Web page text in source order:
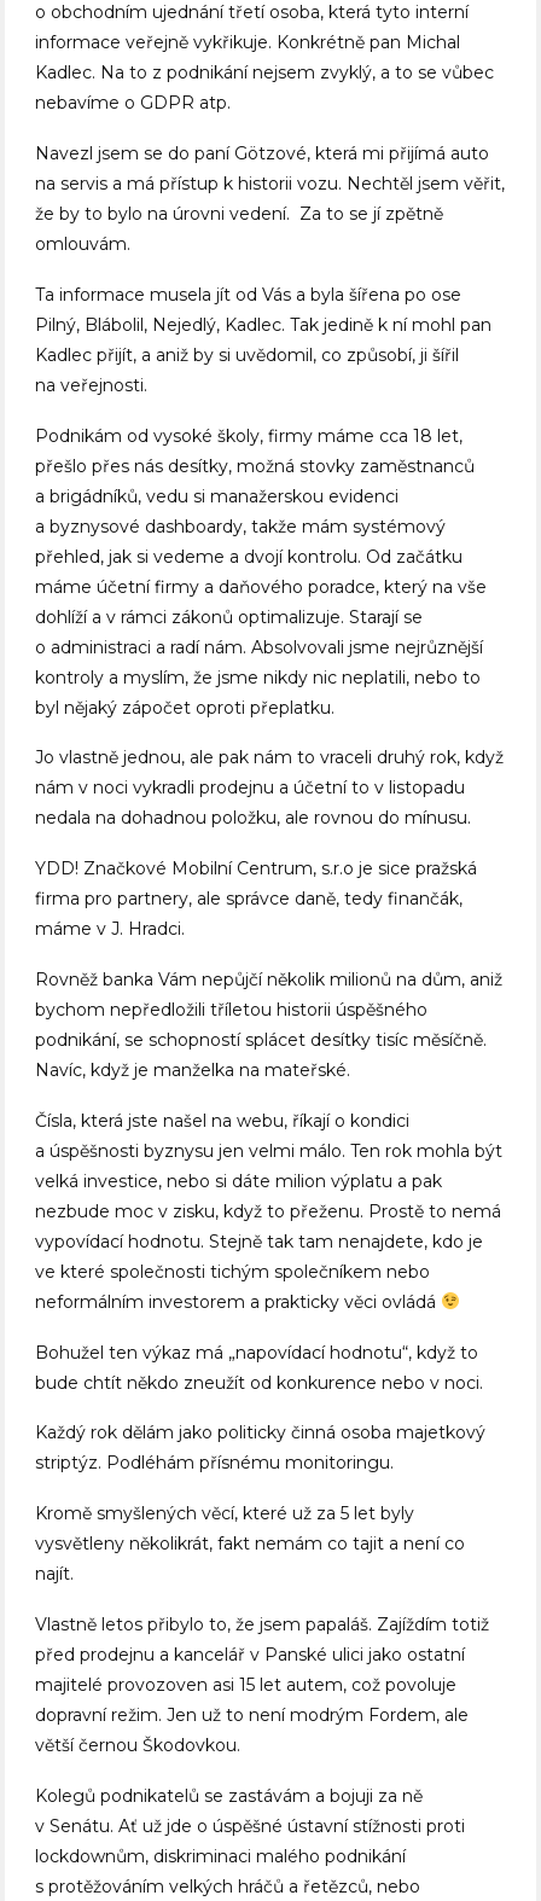
o obchodním ujednání třetí osoba, která tyto interní
informace veřejně vykřikuje. Konkrétně pan Michal
Kadlec. Na to z podnikání nejsem zvyklý, a to se vůbec
nebavíme o GDPR atp.
Navezl jsem se do paní Götzové, která mi přijímá auto
na servis a má přístup k historii vozu. Nechtěl jsem věřit,
že by to bylo na úrovni vedení. Za to se jí zpětně
omlouvám.
Ta informace musela jít od Vás a byla šířena po ose
Pilný, Blábolil, Nejedlý, Kadlec. Tak jedině k ní mohl pan
Kadlec přijít, a aniž by si uvědomil, co způsobí, ji šířil
na veřejnosti.
Podnikám od vysoké školy, firmy máme cca 18 let,
přešlo přes nás desítky, možná stovky zaměstnanců
a brigádníků, vedu si manažerskou evidenci
a byznysové dashboardy, takže mám systémový
přehled, jak si vedeme a dvojí kontrolu. Od začátku
máme účetní firmy a daňového poradce, který na vše
dohlíží a v rámci zákonů optimalizuje. Starají se
o administraci a radí nám. Absolvovali jsme nejrůznější
kontroly a myslím, že jsme nikdy nic neplatili, nebo to
byl nějaký zápočet oproti přeplatku.
Jo vlastně jednou, ale pak nám to vraceli druhý rok, když
nám v noci vykradli prodejnu a účetní to v listopadu
nedala na dohadnou položku, ale rovnou do mínusu.
YDD! Značkové Mobilní Centrum, s.r.o je sice pražská
firma pro partnery, ale správce daně, tedy finančák,
máme v J. Hradci.
Rovněž banka Vám nepůjčí několik milionů na dům, aniž
bychom nepředložili tříletou historii úspěšného
podnikání, se schopností splácet desítky tisíc měsíčně.
Navíc, když je manželka na mateřské.
Čísla, která jste našel na webu, říkají o kondici
a úspěšnosti byznysu jen velmi málo. Ten rok mohla být
velká investice, nebo si dáte milion výplatu a pak
nezbude moc v zisku, když to přeženu. Prostě to nemá
vypovídací hodnotu. Stejně tak tam nenajdete, kdo je
ve které společnosti tichým společníkem nebo
neformálním investorem a prakticky věci ovládá
Bohužel ten výkaz má „napovídací hodnotu“, když to
bude chtít někdo zneužít od konkurence nebo v noci.
Každý rok dělám jako politicky činná osoba majetkový
striptýz. Podléhám přísnému monitoringu.
Kromě smyšlených věcí, které už za 5 let byly
vysvětleny několikrát, fakt nemám co tajit a není co
najít.
Vlastně letos přibylo to, že jsem papaláš. Zajíždím totiž
před prodejnu a kancelář v Panské ulici jako ostatní
majitelé provozoven asi 15 let autem, což povoluje
dopravní režim. Jen už to není modrým Fordem, ale
větší černou Škodovkou.
Kolegů podnikatelů se zastávám a bojuji za ně
v Senátu. Ať už jde o úspěšné ústavní stížnosti proti
lockdownům, diskriminaci malého podnikání
s protěžováním velkých hráčů a řetězců, nebo